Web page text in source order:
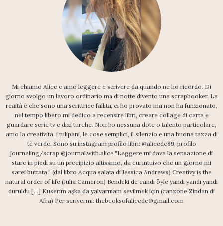
Mi chiamo Alice e amo leggere e scrivere da quando ne ho ricordo. Di
giorno svolgo un lavoro ordinario ma di notte divento una scrapbooker. La
realtà è che sono una scrittrice fallita, ci ho provato ma non ha funzionato,
nel tempo libero mi dedico a recensire libri, creare collage di carta e
guardare serie tv e dizi turche. Non ho nessuna dote o talento particolare,
amo la creatività, i tulipani, le cose semplici, il silenzio e una buona tazza di
tè verde. Sono su instagram profilo libri: @alicedc89, profilo
journaling/scrap @journal.with.alice "Leggere mi dava la sensazione di
stare in piedi su un precipizio altissimo, da cui intuivo che un giorno mi
sarei buttata." (dal libro Acqua salata di Jessica Andrews) Creativy is the
natural order of life (Julia Cameron) Bendeki de candı öyle yandı yandı yandı
duruldu [...] Küserim aşka da yalvarmam sevilmek için (canzone Zindan di
Afra) Per scrivermi: thebooksofalicedc@gmail.com